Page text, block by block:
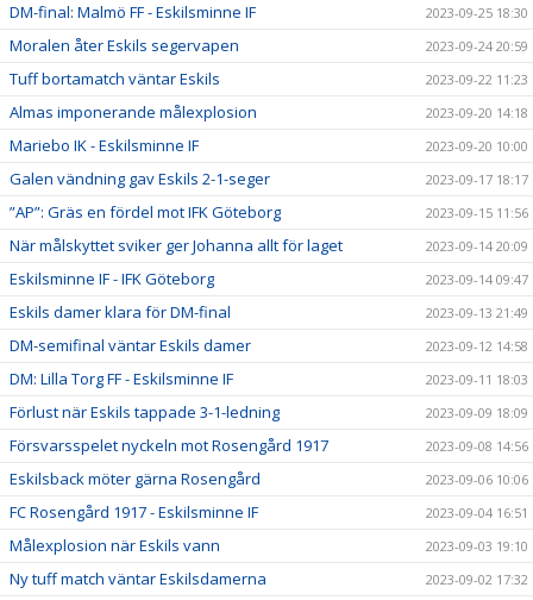
DM-final: Malmö FF - Eskilsminne IF 2023-09-25 18:30
Moralen åter Eskils segervapen 2023-09-24 20:59
Tuff bortamatch väntar Eskils 2023-09-22 11:23
Almas imponerande målexplosion 2023-09-20 14:18
Mariebo IK - Eskilsminne IF 2023-09-20 10:00
Galen vändning gav Eskils 2-1-seger 2023-09-17 18:17
”AP”: Gräs en fördel mot IFK Göteborg 2023-09-15 11:56
När målskyttet sviker ger Johanna allt för laget 2023-09-14 20:09
Eskilsminne IF - IFK Göteborg 2023-09-14 09:47
Eskils damer klara för DM-final 2023-09-13 21:49
DM-semifinal väntar Eskils damer 2023-09-12 14:58
DM: Lilla Torg FF - Eskilsminne IF 2023-09-11 18:03
Förlust när Eskils tappade 3-1-ledning 2023-09-09 18:09
Försvarsspelet nyckeln mot Rosengård 1917 2023-09-08 14:56
Eskilsback möter gärna Rosengård 2023-09-06 10:06
FC Rosengård 1917 - Eskilsminne IF 2023-09-04 16:51
Målexplosion när Eskils vann 2023-09-03 19:10
Ny tuff match väntar Eskilsdamerna 2023-09-02 17:32